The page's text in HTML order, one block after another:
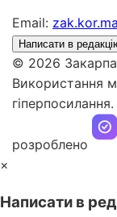
Email:
Написати в
© 2026
Використання
гіперпосилання.
розроблено
×
Написати в